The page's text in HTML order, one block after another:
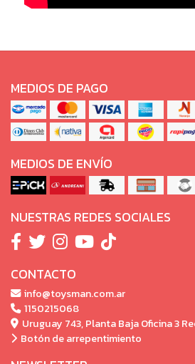
MEDIOS DE PAGO
MEDIOS DE ENVÍO
NUESTRAS REDES SOCIALES
CONTACTO
info@toysman.com.ar
1150215068
Uruguay 743, Planta Baja Oficina 3
Botón de arrepentimiento